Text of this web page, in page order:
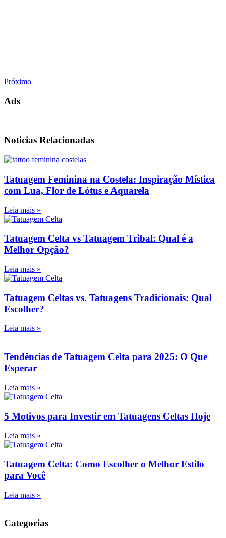
Próximo
Ads
Noticias Relacionadas
Tatuagem Feminina na Costela: Inspiração Mística
com Lua, Flor de Lótus e Aquarela
Leia mais »
Tatuagem Celta vs Tatuagem Tribal: Qual é a
Melhor Opção?
Leia mais »
Tatuagem Celtas vs. Tatuagens Tradicionais: Qual
Escolher?
Leia mais »
Tendências de Tatuagem Celta para 2025: O Que
Esperar
Leia mais »
5 Motivos para Investir em Tatuagens Celtas Hoje
Leia mais »
Tatuagem Celta: Como Escolher o Melhor Estilo
para Você
Leia mais »
Categorias